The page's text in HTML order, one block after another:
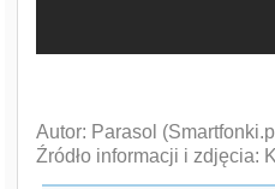
Autor: Parasol
Źródło informacji i zdjęcia: